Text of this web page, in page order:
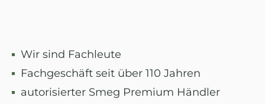
Wir sind Fachleute
Fachgeschäft seit über 110 Jahren
autorisierter Smeg Premium Händler